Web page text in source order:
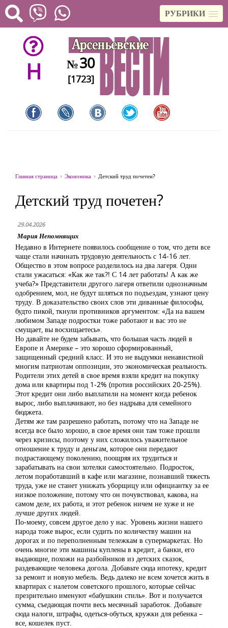
РУБРИКИ
H №30
[1723]
Главная страница Экономика Детский труд почетен?
Детский труд почетен?
29.04.2026
Мария Непомнящих
Недавно в Интернете появилось сообщение о том, что дети все
чаще стали начинать трудовую деятельность с 14-16 лет.
Общество в этом вопросе разделилось на два лагеря. Одни
стали ужасаться: «Как же так?! С 14 лет работать! А как же
учеба?» Представители другого лагеря ответили однозначным
одобрением, мол, не будут шляться по подъездам, узнают цену
труду. В доказательство своих слов эти диванные философы,
будто пикой, ткнули противников аргументом: «Да на вашем
любимом Западе подростки тоже работают и вас это не
смущает, вы восхищаетесь».
Но давайте не будем забывать, что большая часть людей в
Европе и Америке – это хорошо сформированный,
защищенный средний класс. И это не выдумки ненавистной
многим патриотам оппозиции, это экономическая реальность.
Родители этих детей в свое время взяли кредит на покупку
дома или квартиры под 1-2% (против российских 20-25%).
Этот кредит они либо выплатили на момент когда ребенок
вырос, либо выплачивают, но без надрыва для семейного
бюджета.
Детям же там разрешено работать, потому что на Западе не
всегда все было хорошо, в свое время они там тоже прошли
через кризисы, поэтому у них сложилось уважительное
отношение к труду и деньгам, которое они передают
подрастающему поколению, поощряя их трудиться и
зарабатывать на свои хотелки самостоятельно. Подросток,
летом поработавший в кафе или магазине, познавший тяжесть
труда, уже не станет унижать уборщицу или официантку за ее
низкое положение, потому что он почувствовал, какова, на
самом деле, их работа, и этот ребенок ничем не хуже и не
лучше других людей.
По-моему, совсем другое дело у нас. Уровень жизни нашего
народа тоже вырос, если судить по количеству машин на
дорогах и по переполненным тележкам в супермаркетах. Но
очень многие эти машины куплены в кредит, а банки, его
выдающие, похожи на разбойников из детских сказок,
раздевающие человека догола. Добавьте сюда ипотеку, кредит
за ремонт и новую мебель. Ведь далеко не всем хочется жить в
квартирах с налетом советского прошлого, которые сейчас
презрительно именуют «бабушкин стиль». Вот и получается
сумма, съедающая почти весь месячный заработок. Добавьте
сюда налоги, штрафы, одеться-обуться, кружки для ребенка –
все, кошелек пуст.